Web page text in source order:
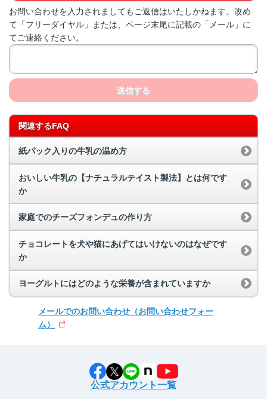
お問い合わせを入力されましてもご返信はいたしかねます。改め
て「フリーダイヤル」または、ページ末尾に記載の「メール」に
てご連絡ください。
送信する
関連するFAQ
紙パック入りの牛乳の温め方
おいしい牛乳の【ナチュラルテイスト製法】とは何です
か
家庭でのチーズフォンデュの作り方
チョコレートを犬や猫にあげてはいけないのはなぜです
か
ヨーグルトにはどのような栄養が含まれていますか
メールでのお問い合わせ （お問い合わせフォー
ム）
公式アカウント一覧